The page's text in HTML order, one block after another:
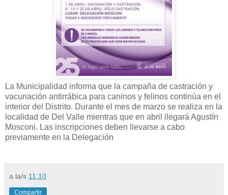
La Municipalidad informa que la campaña de castración y
vacunación antirrábica para caninos y felinos continúa en el
interior del Distrito. Durante el mes de marzo se realiza en la
localidad de Del Valle mientras que en abril llegará Agustín
Mosconi. Las inscripciones deben llevarse a cabo
previamente en la Delegación
a la/s 11:10
Compartir